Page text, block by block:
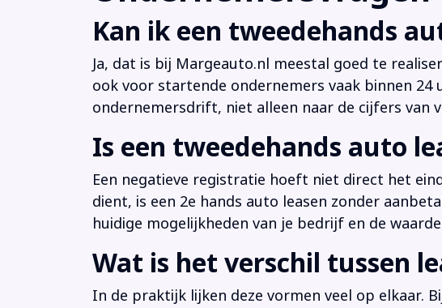
Kan ik een tweedehands
Ja, dat is bij Margeauto.nl meestal goed te
ook voor startende ondernemers vaak binnen 24
ondernemersdrift, niet alleen naar de cijfers van
Is een tweedehands auto
Een negatieve registratie hoeft niet direct het
dient, is een 2e hands auto leasen zonder
huidige mogelijkheden van je bedrijf en de
Wat is het verschil tussen
In de praktijk lijken deze vormen veel op elkaar.